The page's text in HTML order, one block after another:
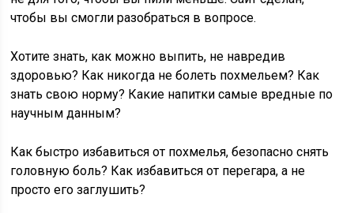
чтобы вы смогли разобраться в вопросе.
Хотите знать, как можно выпить, не навредив
здоровью? Как никогда не болеть похмельем? Как
знать свою норму? Какие напитки самые вредные по
научным данным?
Как быстро избавиться от похмелья, безопасно снять
головную боль? Как избавиться от перегара, а не
просто его заглушить?